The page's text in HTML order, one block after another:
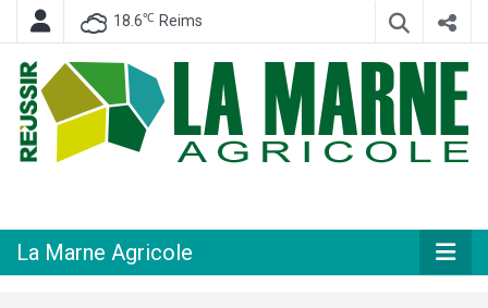
18.6℃ Reims
Agricole
La Marne Agricole